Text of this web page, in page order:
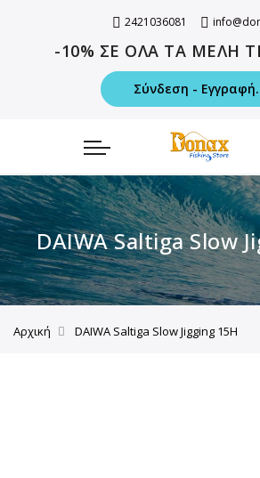
2421036081
-10% ΣΕ ΟΛΑ ΤΑ ΜΕΛΗ
Σύνδεση -
DAIWA Saltiga Slow
Αρχική DAIWA Saltiga Slow Jigging 15H